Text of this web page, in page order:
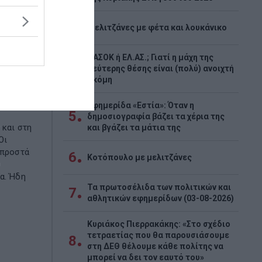
και
στη
Ήδη
Μελιτζάνες με φέτα και λουκάνικο
ΠΑΣΟΚ ή ΕΛ.ΑΣ.; Γιατί η μάχη της
δεύτερης θέσης είναι (πολύ) ανοιχτή
ακόμη
5
Εφημερίδα «Εστία»: Όταν η
δημοσιογραφία βάζει τα χέρια της
και βγάζει τα μάτια της
6 Κοτόπουλο με μελιτζάνες
7
Τα πρωτοσέλιδα των πολιτικών και
αθλητικών εφημερίδων (03-08-2026)
8
Κυριάκος Πιερρακάκης: «Στο σχέδιο
τετραετίας που θα παρουσιάσουμε
στη ΔΕΘ θέλουμε κάθε πολίτης να
μπορεί να δει τον εαυτό του»